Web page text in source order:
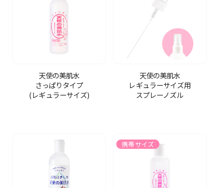
天使の美肌水
さっぱりタイプ
(レギュラーサイズ)
天使の美肌水
レギュラーサイズ用
スプレーノズル
携帯サイズ